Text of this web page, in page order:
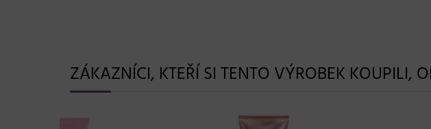
ZÁKAZNÍCI, KTEŘÍ SI TENTO VÝROBEK KOUPILI,